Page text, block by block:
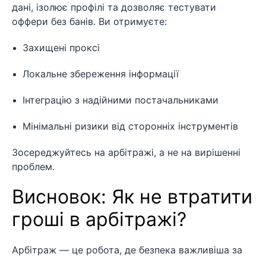
дані, ізолює профілі та дозволяє тестувати
оффери без банів. Ви отримуєте:
Захищені проксі
Локальне збереження інформації
Інтеграцію з надійними постачальниками
Мінімальні ризики від сторонніх інструментів
Зосереджуйтесь на арбітражі, а не на вирішенні
проблем.
Висновок: Як не втратити
гроші в арбітражі?
Арбітраж — це робота, де безпека важливіша за